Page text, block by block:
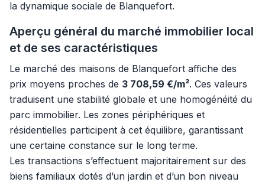
la dynamique sociale de Blanquefort.
Aperçu général du marché immobilier local
et de ses caractéristiques
Le marché des maisons de Blanquefort affiche des
prix moyens proches de 3 708,59 €/m². Ces valeurs
traduisent une stabilité globale et une homogénéité du
parc immobilier. Les zones périphériques et
résidentielles participent à cet équilibre, garantissant
une certaine constance sur le long terme.
Les transactions s’effectuent majoritairement sur des
biens familiaux dotés d’un jardin et d’un bon niveau